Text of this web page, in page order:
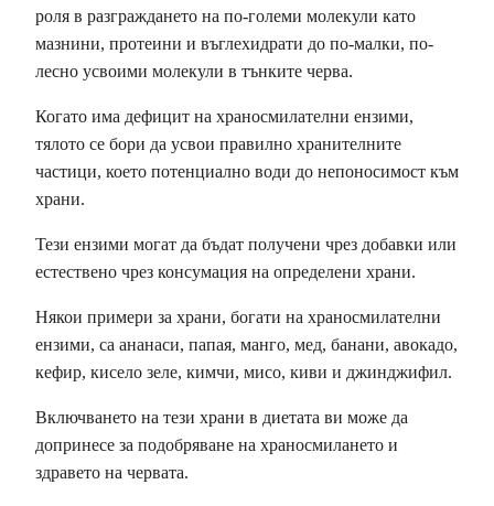
роля в разграждането на по-големи молекули като
мазнини, протеини и въглехидрати до по-малки, по-
лесно усвоими молекули в тънките черва.
Когато има дефицит на храносмилателни ензими,
тялото се бори да усвои правилно хранителните
частици, което потенциално води до непоносимост към
храни.
Тези ензими могат да бъдат получени чрез добавки или
естествено чрез консумация на определени храни.
Някои примери за храни, богати на храносмилателни
ензими, са ананаси, папая, манго, мед, банани, авокадо,
кефир, кисело зеле, кимчи, мисо, киви и джинджифил.
Включването на тези храни в диетата ви може да
допринесе за подобряване на храносмилането и
здравето на червата.